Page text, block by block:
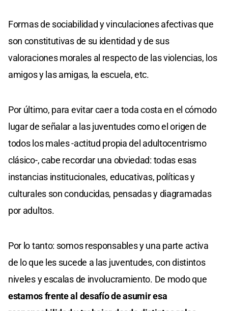
Formas de sociabilidad y vinculaciones afectivas que
son constitutivas de su identidad y de sus
valoraciones morales al respecto de las violencias, los
amigos y las amigas, la escuela, etc.
Por último, para evitar caer a toda costa en el cómodo
lugar de señalar a las juventudes como el origen de
todos los males -actitud propia del adultocentrismo
clásico-, cabe recordar una obviedad: todas esas
instancias institucionales, educativas, políticas y
culturales son conducidas, pensadas y diagramadas
por adultos.
Por lo tanto: somos responsables y una parte activa
de lo que les sucede a las juventudes, con distintos
niveles y escalas de involucramiento. De modo que
estamos frente al desafío de asumir esa